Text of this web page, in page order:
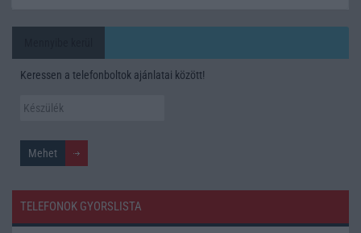
Keressen a telefonboltok ajánlatai között!
TELEFONOK GYORSLISTA